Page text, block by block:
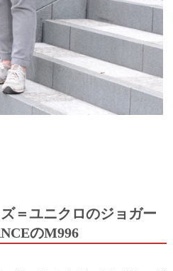
＝ユニクロのジョガー
のM996